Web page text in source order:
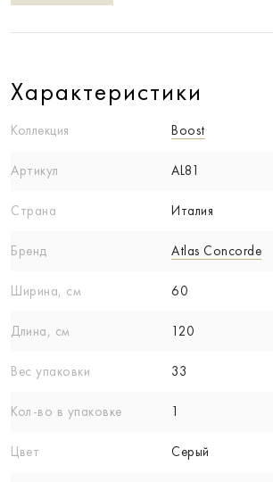
Характеристики
Коллекция Boost
Артикул AL81
Страна Италия
Бренд Atlas Concorde
Ширина, см 60
Длина, см 120
Вес упаковки 33
Кол-вo в упаковке 1
Цвет Серый